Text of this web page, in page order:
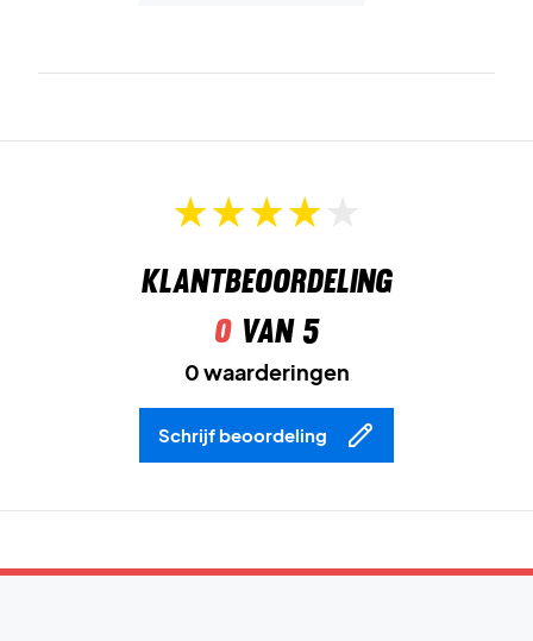
Klantbeoordeling
0van 5
0 waarderingen
Schrijf beoordeling